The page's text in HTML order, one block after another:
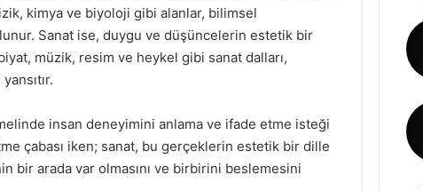
kimya ve biyoloji gibi alanlar, bilimsel
Sanat ise, duygu ve düşüncelerin estetik bir
müzik, resim ve heykel gibi sanat dalları,
insan deneyimini anlama ve ifade etme isteği
çabası iken; sanat, bu gerçeklerin estetik bir dille
bir arada var olmasını ve birbirini beslemesini